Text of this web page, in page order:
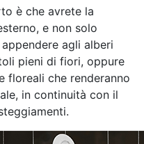
è che avrete la
e non solo
agli alberi
pieni di fiori, oppure
floreali che renderanno
in continuità con il